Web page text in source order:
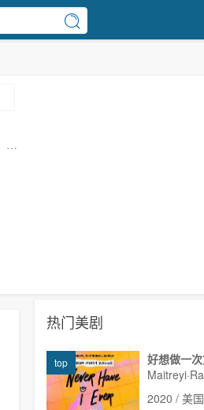
斯
热门美剧
top
2020 / 美国